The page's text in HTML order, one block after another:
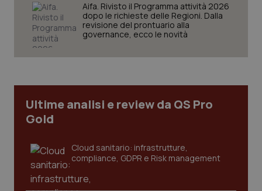
Aifa. Rivisto il Programma attività 2026
dopo le richieste delle Regioni. Dalla
revisione del prontuario alla
governance, ecco le novità
Ultime analisi e review da QS Pro
Gold
Cloud sanitario: infrastrutture,
compliance, GDPR e Risk management
.youtube.com
CookieScriptConsent